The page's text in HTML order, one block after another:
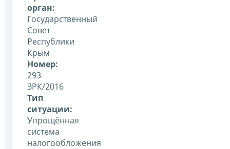
орган:
Государственный
Совет
Республики
Крым
Номер:
293-
ЗРК/2016
Тип
ситуации:
Упрощённая
система
налогообложения